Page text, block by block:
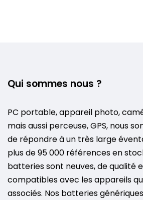
Qui sommes nous ?
PC portable, appareil photo,
mais aussi perceuse, GPS, nous
de répondre à un très large
plus de 95 000 références en
batteries sont neuves, de qualité
compatibles avec les appareils
associés. Nos batteries